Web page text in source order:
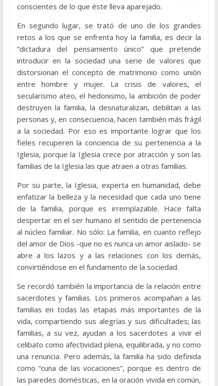
conscientes de lo que éste lleva aparejado.
En segundo lugar, se trató de uno de los grandes
retos a los que se enfrenta hoy la familia, es decir la
”dictadura del pensamiento único” que pretende
introducir en la sociedad una serie de valores que
distorsionan el concepto de matrimonio como unión
entre hombre y mujer. La crisis de valores, el
secularismo ateo, el hedonismo, la ambición de poder
destruyen la familia, la desnaturalizan, debilitan a las
personas y, en consecuencia, hacen también más frágil
a la sociedad. Por eso es importante lograr que los
fieles recuperen la conciencia de su pertenencia a la
Iglesia, porque la Iglesia crece por atracción y son las
familias de la Iglesia las que atraen a otras familias.
Por su parte, la Iglesia, experta en humanidad, debe
enfatizar la belleza y la necesidad que cada uno tiene
de la familia, porque es irremplazable. Hace falta
despertar en el ser humano el sentido de pertenencia
al núcleo familiar. No sólo: La familia, en cuanto reflejo
del amor de Dios -que no es nunca un amor aislado- se
abre a los lazos y a las relaciones con los demás,
convirtiéndose en el fundamento de la sociedad.
Se recordó también la importancia de la relación entre
sacerdotes y familias. Los primeros acompañan a las
familias en todas las etapas más importantes de la
vida, compartiendo sus alegrías y sus dificultades; las
familias, a su vez, ayudan a los sacerdotes a vivir el
celibato como afectividad plena, equilibrada, y no como
una renuncia. Pero además, la familia ha sido definida
como “cuna de las vocaciones”, porque es dentro de
las paredes domésticas, en la oración vivida en común,